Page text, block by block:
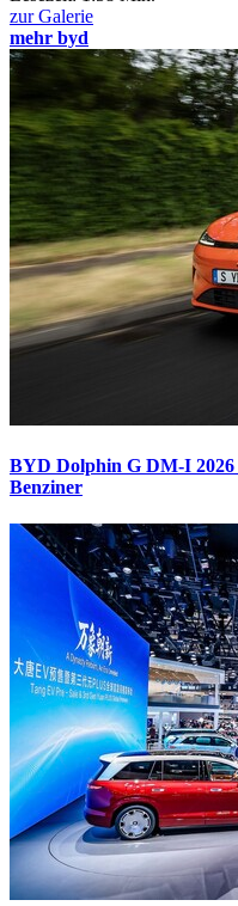
zur Galerie
mehr byd
BYD Dolphin G DM-I 2026
Benziner